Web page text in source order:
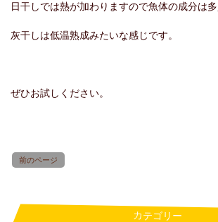
日干しでは熱が加わりますので魚体の成分は多
灰干しは低温熟成みたいな感じです。
ぜひお試しください。
前のページ
カテゴリー